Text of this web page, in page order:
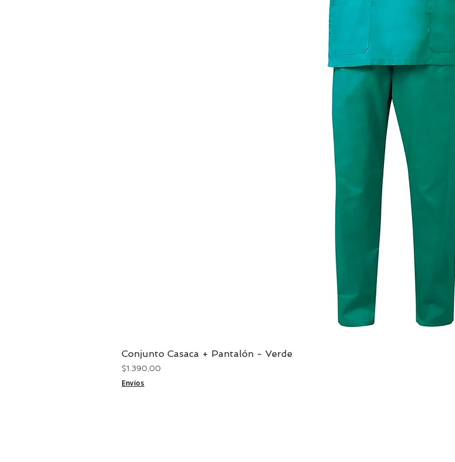
Conjunto Casaca + Pantalón - Verde
Precio
$ 1.390,00
Envíos